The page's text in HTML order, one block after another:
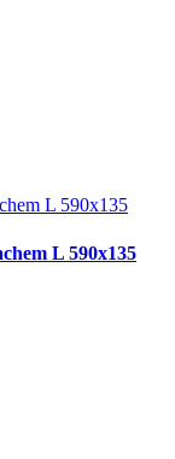
L 590x135